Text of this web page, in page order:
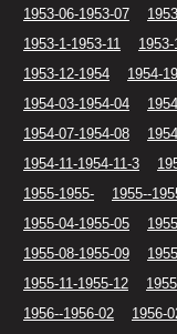
1953-06-1953-07
1953-1-1953-11
1953-
1953-12-1954
1954-
1954-03-1954-04
1954-07-1954-08
1954-11-1954-11-3
1955-1955-
1955--
1955-04-1955-05
1955-08-1955-09
1955-11-1955-12
1956--1956-02
1956-